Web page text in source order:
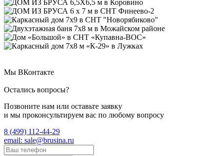
Мы ВКонтакте
Остались вопросы?
Позвоните нам или оставьте заявку
и мы проконсультируем вас по любому вопросу
8 (499) 112-44-29
email: sale@brusina.ru